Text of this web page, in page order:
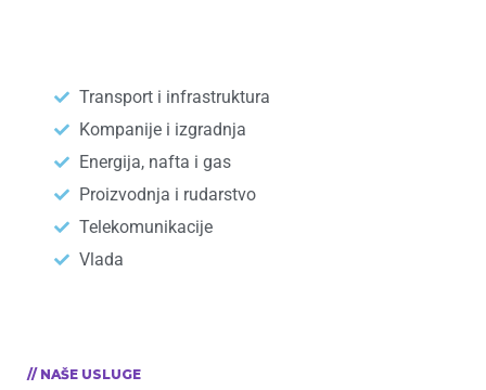
Transport i infrastruktura
Kompanije i izgradnja
Energija, nafta i gas
Proizvodnja i rudarstvo
Telekomunikacije
Vlada
// NAŠE USLUGE